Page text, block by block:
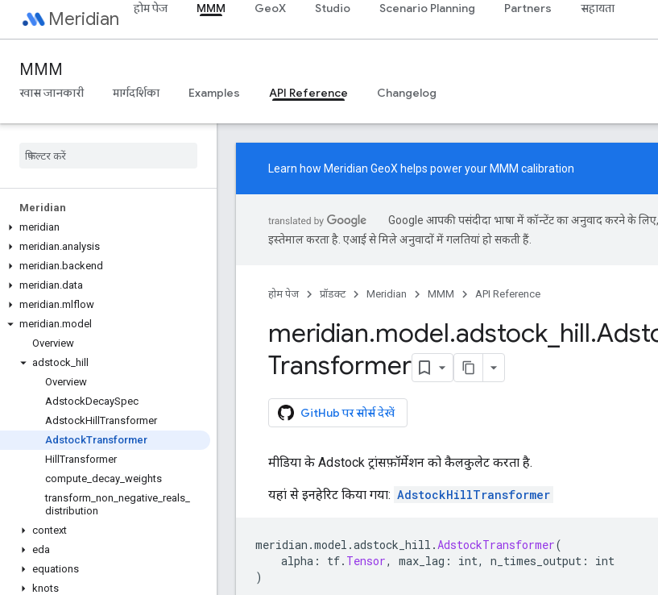
Meridian होम पेज MMM GeoX Studio Scenario Planning Partners सहायता
MMM
खास जानकारी मार्गदर्शिका Examples API Reference Changelog
Meridian
meridian
meridian.analysis
meridian.backend
meridian.data
meridian.mlflow
meridian.model
Overview
adstock hill
Overview
AdstockDecaySpec
AdstockHillTransformer
AdstockTransformer
HillTransformer
compute decay weights
transform non negative reals
distribution
context
eda
equations
knots
Learn how Meridian GeoX helps power your MMM calibration
Google आपकी पसंदीदा भाषा में कॉन्टेंट का अनुवाद करने के
इस्तेमाल करता है. एआई से मिले अनुवादों में गलतियां हो सकती हैं.
होम पेज प्रॉडक्ट Meridian MMM API Reference
meridian.model.adstock hill.
Transformer
GitHub पर सोर्स देखें
मीडिया के Adstock ट्रांसफ़ॉर्मेशन को कैलकुलेट करता है.
यहां से इनहेरिट किया गया: AdstockHillTransformer
meridian .model .adstock_hill .AdstockTransformer(
alpha : tf. Tensor, max_lag : int, n_times_output :
int
)